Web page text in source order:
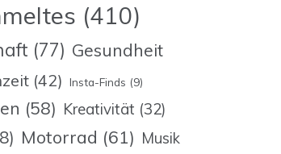
(410)
(77) Gesundheit
(42) Insta-Finds (9)
(58) Kreativität (32)
Motorrad (61) Musik